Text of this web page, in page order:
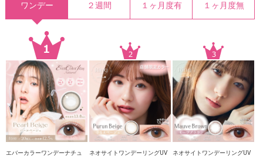
ワンデー ２週間 １ヶ月度有 １ヶ月度無
エバーカラーワンデーナチュ
ネオサイトワンデーリングUV
ネオサイトワンデーリングUV